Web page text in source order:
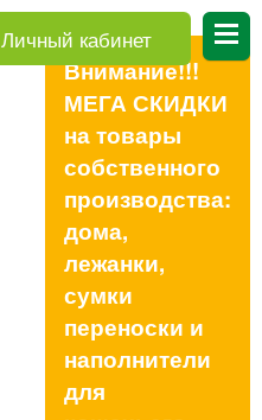
Личный кабинет
Внимание!!!
МЕГА СКИДКИ
на товары
собственного
производства:
дома,
лежанки,
сумки
переноски и
наполнители
для